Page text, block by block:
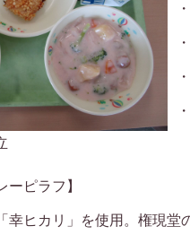
ーピラフ】
幸ヒカリ」を使用。権現